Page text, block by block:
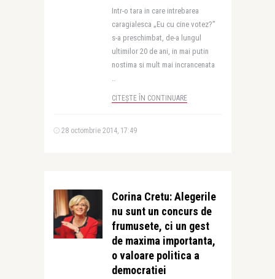
Intr-o tara in care intrebarea
caragialesca „Eu cu cine votez?”
s-a preschimbat, de-a lungul
ultimilor 20 de ani, in mai putin
nostima si mult mai incrancenata
..
CITEȘTE ÎN CONTINUARE
28 octombrie 2014, 17:49
Corina Cretu: Alegerile
nu sunt un concurs de
frumusete, ci un gest
de maxima importanta,
o valoare politica a
democratiei